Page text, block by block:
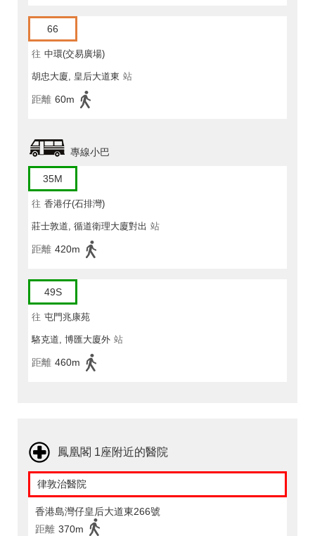
66
往 中環(交易廣場)
胡忠大廈, 皇后大道東 站
距離 60m
專線小巴
35M
往 香港仔(石排灣)
莊士敦道, 循道衛理大廈對出 站
距離 420m
49S
往 屯門兆康苑
駱克道, 博匯大廈外 站
距離 460m
鳳凰閣 1座附近的醫院
律敦治醫院
香港島灣仔皇后大道東266號
距離 370m